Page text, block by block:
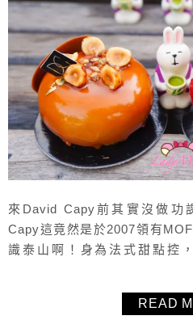
來David Capy前其實沒做功
Capy這竟然是於2007領有
識泰山啊！身為法式甜點控
從冷藏法式甜點、巧克力、果
等等通通都有，毛毛第一次來
READ